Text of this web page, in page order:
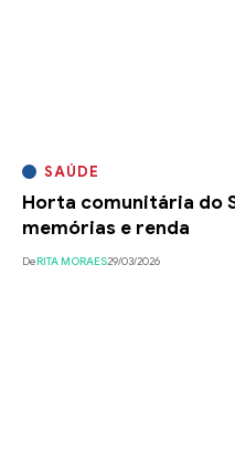
SAÚDE
Horta comunitária do
memórias e renda
DeRITA MORAES29/03/2026